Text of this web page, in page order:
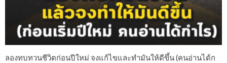
ลองทบทวนชีวิตก่อนปีใหม่ จงแก้ไขและทำมันให้ดีขึ้น (คนอ่านได้ก